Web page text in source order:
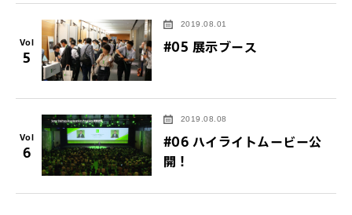
Vol
5
2019.08.01
#05 展示ブース
Vol
6
2019.08.08
#06 ハイライトムービー公
開！